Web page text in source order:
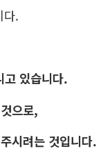
다.
고 있습니다.
으로,
시려는 것입니다.